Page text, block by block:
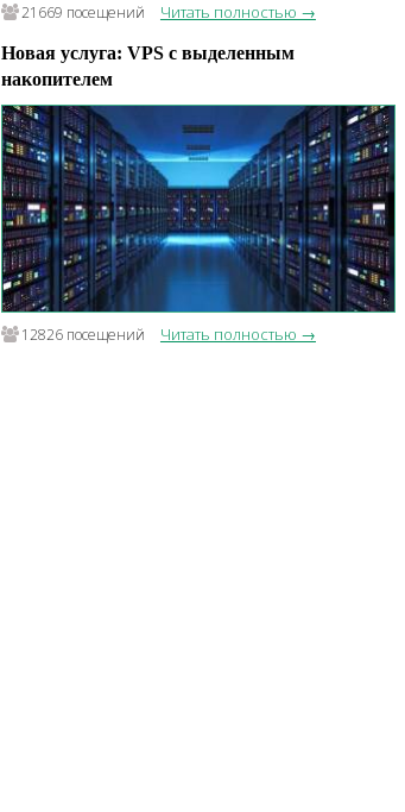
21669 посещений Читать полностью →
Новая услуга: VPS с выделенным
накопителем
12826 посещений Читать полностью →